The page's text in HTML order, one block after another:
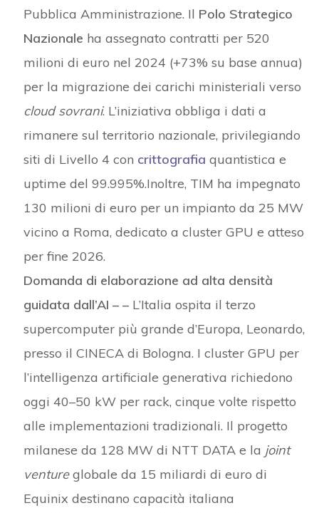
Pubblica Amministrazione. Il Polo Strategico
Nazionale ha assegnato contratti per 520
milioni di euro nel 2024 (+73% su base annua)
per la migrazione dei carichi ministeriali verso
cloud sovrani. L’iniziativa obbliga i dati a
rimanere sul territorio nazionale, privilegiando
siti di Livello 4 con crittografia quantistica e
uptime del 99.995%.Inoltre, TIM ha impegnato
130 milioni di euro per un impianto da 25 MW
vicino a Roma, dedicato a cluster GPU e atteso
per fine 2026.
Domanda di elaborazione ad alta densità
guidata dall’AI – – L’Italia ospita il terzo
supercomputer più grande d’Europa, Leonardo,
presso il CINECA di Bologna. I cluster GPU per
l’intelligenza artificiale generativa richiedono
oggi 40–50 kW per rack, cinque volte rispetto
alle implementazioni tradizionali. Il progetto
milanese da 128 MW di NTT DATA e la joint
ventureglobale da 15 miliardi di euro di
Equinix destinano capacità italiana